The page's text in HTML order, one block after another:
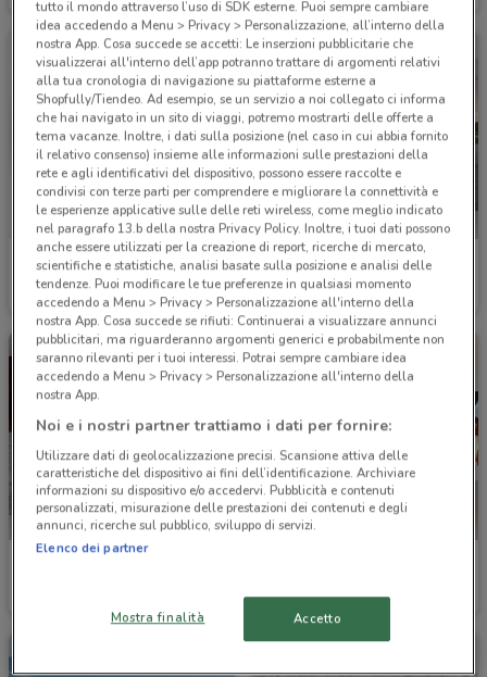
Citroën
4.1 km
Audi
tutto il mondo attraverso l’uso di SDK esterne. Puoi sempre cambiare
idea accedendo a Menu > Privacy > Personalizzazione, all’interno della
nostra App. Cosa succede se accetti: Le inserzioni pubblicitarie che
visualizzerai all'interno dell’app potranno trattare di argomenti relativi
alla tua cronologia di navigazione su piattaforme esterne a
Shopfully/Tiendeo. Ad esempio, se un servizio a noi collegato ci informa
che hai navigato in un sito di viaggi, potremo mostrarti delle offerte a
tema vacanze. Inoltre, i dati sulla posizione (nel caso in cui abbia fornito
il relativo consenso) insieme alle informazioni sulle prestazioni della
rete e agli identificativi del dispositivo, possono essere raccolte e
condivisi con terze parti per comprendere e migliorare la connettività e
le esperienze applicative sulle delle reti wireless, come meglio indicato
nel paragrafo 13.b della nostra Privacy Policy. Inoltre, i tuoi dati possono
anche essere utilizzati per la creazione di report, ricerche di mercato,
scientifiche e statistiche, analisi basate sulla posizione e analisi delle
tendenze. Puoi modificare le tue preferenze in qualsiasi momento
accedendo a Menu > Privacy > Personalizzazione all'interno della
nostra App. Cosa succede se rifiuti: Continuerai a visualizzare annunci
pubblicitari, ma riguarderanno argomenti generici e probabilmente non
saranno rilevanti per i tuoi interessi. Potrai sempre cambiare idea
accedendo a Menu > Privacy > Personalizzazione all'interno della
nostra App.
Noi e i nostri partner trattiamo i dati per fornire:
Utilizzare dati di geolocalizzazione precisi. Scansione attiva delle
caratteristiche del dispositivo ai fini dell’identificazione. Archiviare
informazioni su dispositivo e/o accedervi. Pubblicità e contenuti
personalizzati, misurazione delle prestazioni dei contenuti e degli
annunci, ricerche sul pubblico, sviluppo di servizi.
Elenco dei partner
Mostra finalità Accetto